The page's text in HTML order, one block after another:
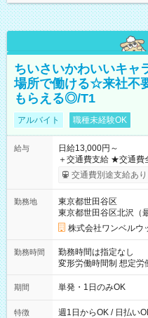
ちいさいかわいいキャ
場所で働ける☆来社不
もらえる◎/T1
アルバイト 職種未経験OK
給与
日給13,000円～
＋交通費支給 ★交通費全額支給！ ┗案件により規定あり ★日払
いOK！（規定あり）
ンビニATMから 日払い分を引
交通費別途支給あり
勤務地
東京都世田谷区
東京都世田谷区北沢（
株式会社ワンベルウ
勤務時間
勤務時間は指定なし
変形労働時間制 想定労働時間160時
～21：00
期間 単発・1日のみOK
特徴 週1日からOK / 日払い